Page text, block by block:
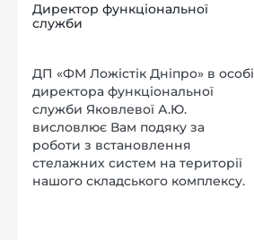
Директор функціональної
служби
ДП «ФМ Ложістік Дніпро» в особі
директора функціональної
служби Яковлевої А.Ю.
висловлює Вам подяку за
роботи з встановлення
стелажних систем на території
нашого складського комплексу.